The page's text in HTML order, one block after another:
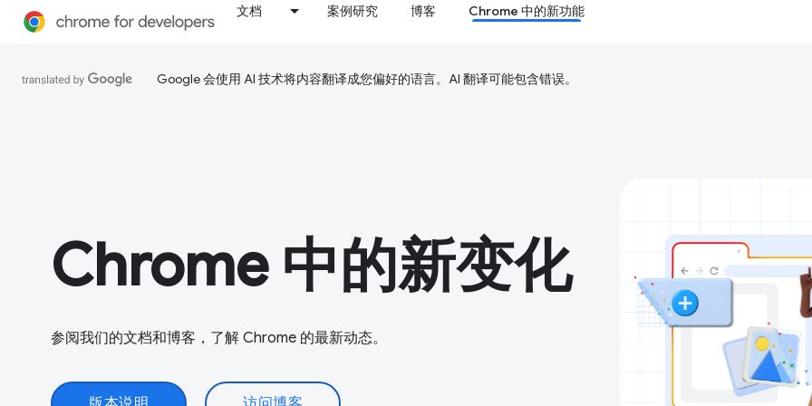
文档 案例研究 博客 Chrome 中的新功能
Google 会使用 AI 技术将内容翻译成您偏好的语言。AI 翻译可能包含错误。
Chrome 中的新变化
参阅我们的文档和博客，了解 Chrome 的最新动态。